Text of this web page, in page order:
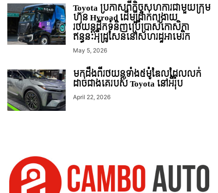
Toyota ប្រកាសពីកិច្ចសហការជាមួយក្រុម
ហ៊ុន Hyroad ដើម្បីដាក់ពង្រាយ
រថយន្តដឹកទំនិញប្រើប្រាស់កោសិកា
ឥន្ធនៈអុីដ្រូសែននៅសហរដ្ឋអាមេរិក
May 5, 2026
មកដឹងពីរថយន្តទាំង៥ម៉ូឌែលដែលលក់
ដាច់ជាងគេរបស់ Toyota នៅអឺរ៉ុប
April 22, 2026